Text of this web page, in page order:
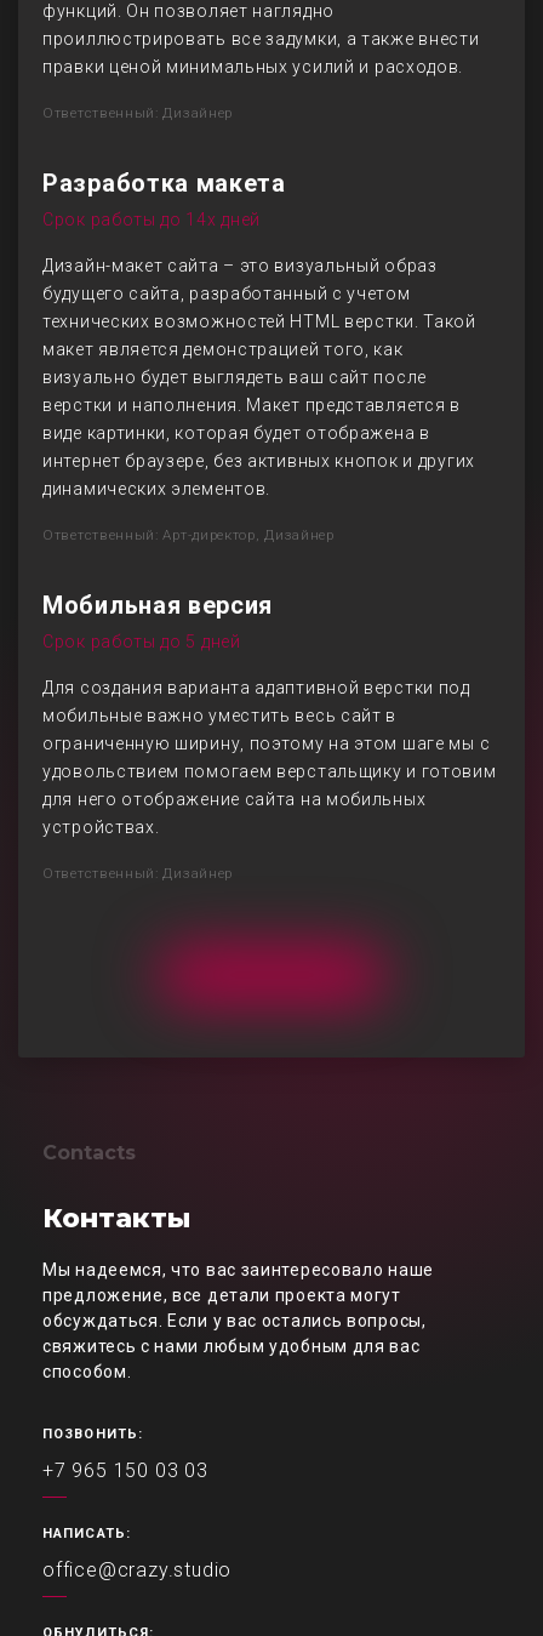
функций. Он позволяет наглядно
проиллюстрировать все задумки, а также внести
правки ценой минимальных усилий и расходов.
Ответственный: Дизайнер
Разработка макета
Срок работы до 14х дней
Дизайн-макет сайта – это визуальный образ
будущего сайта, разработанный с учетом
технических возможностей HTML верстки. Такой
макет является демонстрацией того, как
визуально будет выглядеть ваш сайт после
верстки и наполнения. Макет представляется в
виде картинки, которая будет отображена в
интернет браузере, без активных кнопок и других
динамических элементов.
Ответственный: Арт-директор, Дизайнер
Мобильная версия
Срок работы до 5 дней
Для создания варианта адаптивной верстки под
мобильные важно уместить весь сайт в
ограниченную ширину, поэтому на этом шаге мы с
удовольствием помогаем верстальщику и готовим
для него отображение сайта на мобильных
устройствах.
Ответственный: Дизайнер
Contacts
Контакты
Мы надеемся, что вас заинтересовало наше
предложение, все детали проекта могут
обсуждаться. Если у вас остались вопросы,
свяжитесь с нами любым удобным для вас
способом.
ПОЗВОНИТЬ:
+7 965 150 03 03
НАПИСАТЬ:
office@crazy.studio